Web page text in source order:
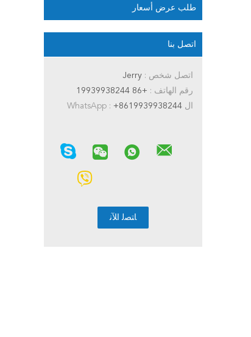
طلب عرض أسعار
اتصل بنا
اتصل شخص :
رقم الهاتف : +86 19939938244
ال WhatsApp : +8619939938244